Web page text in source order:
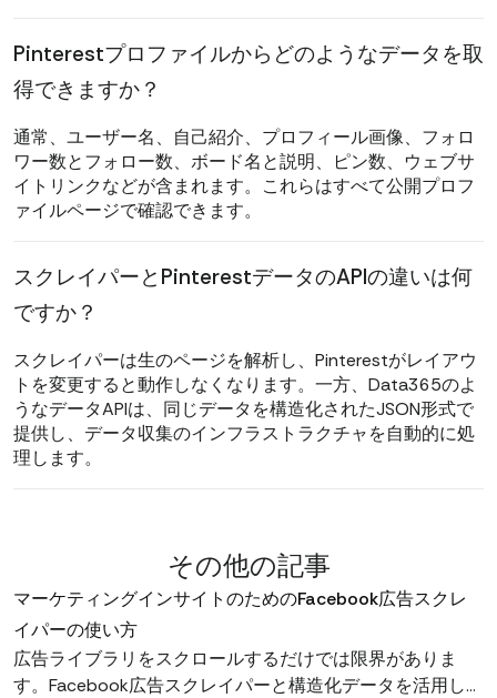
Pinterestプロファイルからどのようなデータを取
得できますか？
通常、ユーザー名、自己紹介、プロフィール画像、フォロ
ワー数とフォロー数、ボード名と説明、ピン数、ウェブサ
イトリンクなどが含まれます。これらはすべて公開プロフ
ァイルページで確認できます。
スクレイパーとPinterestデータのAPIの違いは何
ですか？
スクレイパーは生のページを解析し、Pinterestがレイアウ
トを変更すると動作しなくなります。一方、Data365のよ
うなデータAPIは、同じデータを構造化されたJSON形式で
提供し、データ収集のインフラストラクチャを自動的に処
理します。
その他の記事
マーケティングインサイトのためのFacebook広告スクレ
イパーの使い方
広告ライブラリをスクロールするだけでは限界がありま
す。Facebook広告スクレイパーと構造化データを活用し